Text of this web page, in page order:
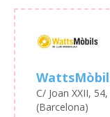
C/ Joan XXII,
(Barcelona)